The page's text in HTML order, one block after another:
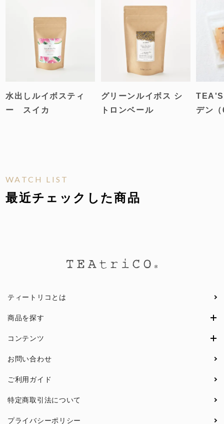
ティートは一粒で三度美味しい！
まず、浮かび上がったドライフルーツを楽しむ、香
り高いお茶を楽しむ、そして時間を置いて甘みの増
したカップの底のフルーツをすくいあげ頂く。
まさに香りを楽しむ、食べるお茶で、至福の時を過
ごせることまちがいなし！！！
水出しルイボスティ
ー スイカ
グリーンルイボス シ
トロンベール
デン
WATCH LIST
最近チェックした商品
ティートリコとは
商品を探す
コンテンツ
お問い合わせ
ご利用ガイド
特定商取引法について
プライバシーポリシー